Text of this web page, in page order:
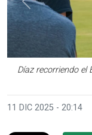
Díaz recorriendo el
Anterior
11 DIC 2025 - 20:14